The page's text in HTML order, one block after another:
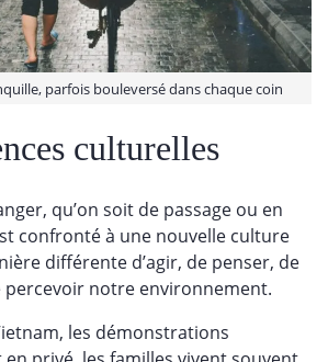
parfois bouleversé dans chaque coin
culturelles
qu’on soit de passage ou en
confronté à une nouvelle culture
différente d’agir, de penser, de
notre environnement.
les démonstrations